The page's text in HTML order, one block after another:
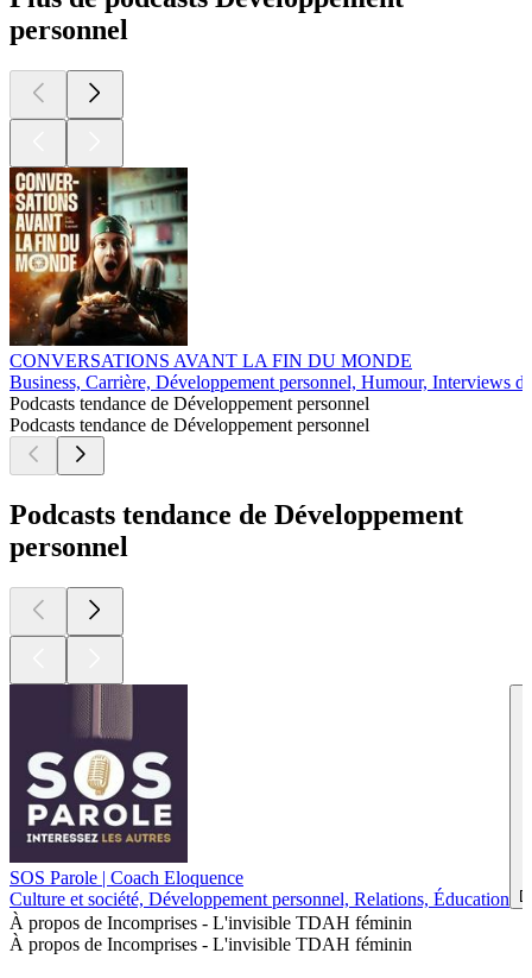
personnel
CONVERSATIONS AVANT LA FIN DU MONDE
Business, Carrière, Développement personnel, Humour, Interviews
Podcasts tendance de Développement personnel
Podcasts tendance de Développement personnel
Podcasts tendance de Développement
personnel
SOS Parole | Coach Eloquence
Culture et société, Développement personnel, Relations, Éducation
À propos de Incomprises - L'invisible TDAH féminin
À propos de Incomprises - L'invisible TDAH féminin